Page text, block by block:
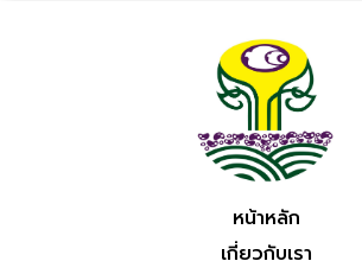
หน้าหลัก
เกี่ยวกับเรา